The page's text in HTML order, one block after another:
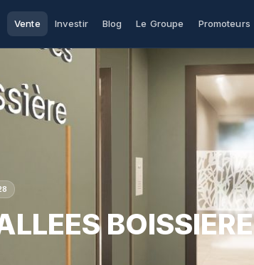
Vente Investir Blog Le Groupe Promoteurs
BOISSIERE